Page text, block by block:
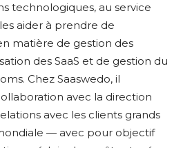
technologiques, au service
aider à prendre de
matière de gestion des
des SaaS et de gestion du
Chez Saaswedo, il
avec la direction
avec les clients grands
— avec pour objectif